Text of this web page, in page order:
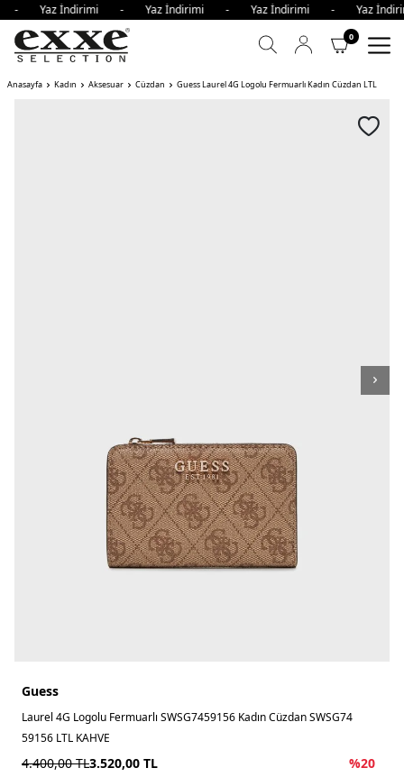
- Yaz İndirimi - Yaz İndirimi - Yaz İndirimi -
0
Anasayfa Kadın Aksesuar Cüzdan Guess Laurel 4G Logolu Fermuarlı Kadın Cüzdan LTL
Guess
Laurel 4G Logolu Fermuarlı SWSG7459156 Kadın Cüzdan SWSG74
59156 LTL KAHVE
4.400,00TL3.520,00 TL %20